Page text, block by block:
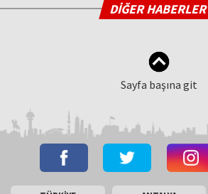
DİĞER HABERLER
Sayfa başına git